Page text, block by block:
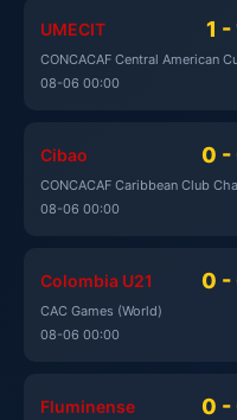
UMECIT 1 -
CONCACAF Central American
08-06 00:00
Cibao 0 -
CONCACAF Caribbean Club
08-06 00:00
Colombia U21 0 -
CAC Games (World)
08-06 00:00
Fluminense 0 -